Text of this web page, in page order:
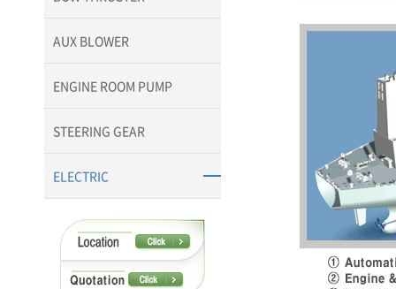
AUX BLOWER
ENGINE ROOM PUMP
STEERING GEAR
ELECTRIC